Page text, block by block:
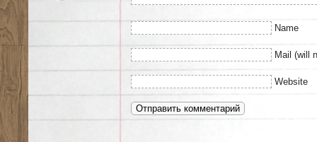
Name
Mail (will
Website